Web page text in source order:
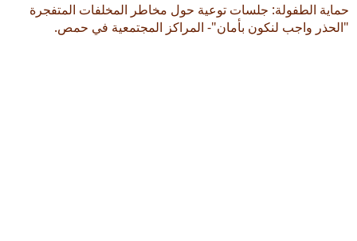
حماية الطفولة: جلسات توعية حول مخاطر المخلفات المتفجرة
"الحذر واجب لنكون بأمان"- المراكز المجتمعية في حمص.